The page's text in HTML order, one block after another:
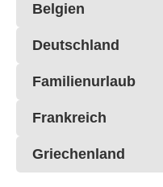
Belgien
Deutschland
Familienurlaub
Frankreich
Griechenland